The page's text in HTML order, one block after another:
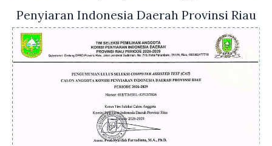
Penyiaran Indonesia Daerah Provinsi Riau